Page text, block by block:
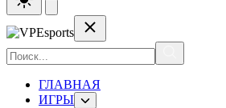
ГЛАВНАЯ
ИГРЫ